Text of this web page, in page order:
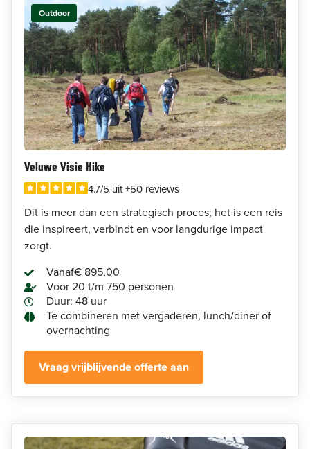
Outdoor
Veluwe Visie Hike
4.7/5 uit +50 reviews
Dit is meer dan een strategisch proces; het is een reis
die inspireert, verbindt en voor langdurige impact
zorgt.
Vanaf€ 895,00
Voor 20 t/m 750 personen
Duur: 48 uur
Te combineren met vergaderen, lunch/diner of
overnachting
Vraag vrijblijvende offerte aan